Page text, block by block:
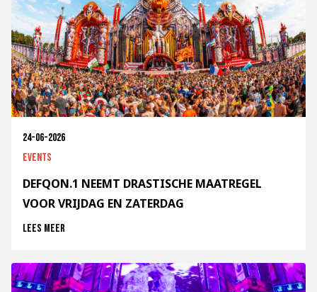
24-06-2026
Events
DEFQON.1 NEEMT DRASTISCHE MAATREGEL
VOOR VRIJDAG EN ZATERDAG
Lees meer